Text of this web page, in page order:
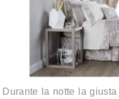
Durante la notte la